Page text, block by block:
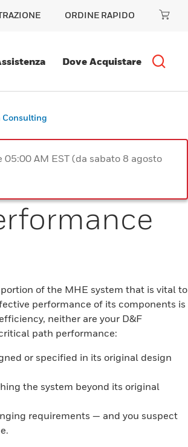
ORDINE RAPIDO
Dove Acquistare
Consulting
AM EST (da sabato 8 agosto
of the MHE system that is vital to
performance of its components is
neither are your D&F
path performance:
or specified in its original design
the system beyond its original
requirements — and you suspect